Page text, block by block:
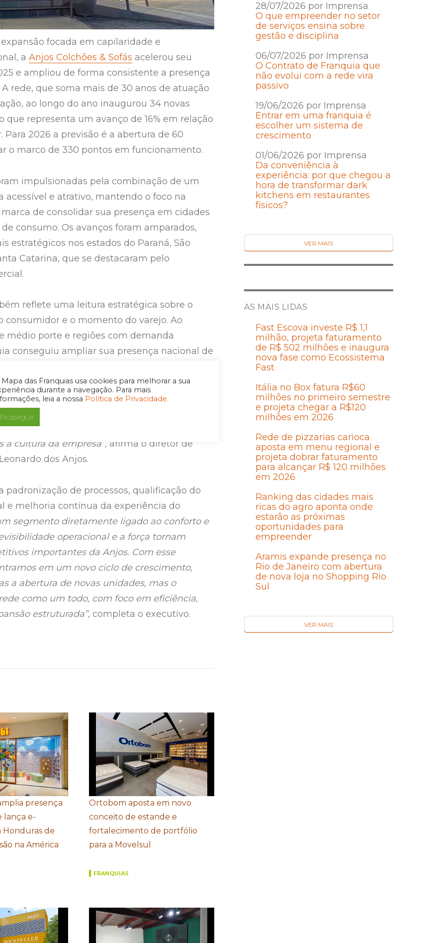
Mapa das Franquias usa cookies para melhorar a sua
durante a navegação. Para mais
leia a nossa Política de Privacidade.
Prosseguir
focada em capilaridade e
a Anjos Colchões & Sofás acelerou seu
e ampliou de forma consistente a presença
rede, que soma mais de 30 anos de atuação
ao longo do ano inaugurou 34 novas
que representa um avanço de 16% em relação
Para 2026 a previsão é a abertura de 60
o marco de 330 pontos em funcionamento.
impulsionadas pela combinação de um
acessível e atrativo, mantendo o foco na
de consolidar sua presença em cidades
consumo. Os avanços foram amparados,
estratégicos nos estados do Paraná, São
Catarina, que se destacaram pelo
reflete uma leitura estratégica sobre o
e o momento do varejo. Ao
médio porte e regiões com demanda
conseguiu ampliar sua presença nacional de
a marca fora dos grandes centros
sólidas para o crescimento sustentável.
um modelo de franquia que equilibra
competitivo e alto potencial de retorno. O foco
critério, escolhendo praças estratégicas e
à cultura da empresa”, afirma o diretor de
dos Anjos.
padronização de processos, qualificação do
e melhoria contínua da experiência do
segmento diretamente ligado ao conforto e
operacional e a força tornam
importantes da Anjos. Com esse
em um novo ciclo de crescimento,
a abertura de novas unidades, mas o
como um todo, com foco em eficiência,
estruturada”, completa o executivo.
presença
lança e-
de
na América
Ortobom aposta em novo
conceito de estande e
fortalecimento de portfólio
para a Movelsul
FRANQUIAS
28/07/2026 por Imprensa
O que empreender no setor
de serviços ensina sobre
gestão e disciplina
06/07/2026 por Imprensa
O Contrato de Franquia que
não evolui com a rede vira
passivo
19/06/2026 por Imprensa
Entrar em uma franquia é
escolher um sistema de
crescimento
01/06/2026 por Imprensa
Da conveniência à
experiência: por que chegou a
hora de transformar dark
kitchens em restaurantes
físicos?
VER MAIS
AS MAIS LIDAS
Fast Escova investe R$ 1,1
milhão, projeta faturamento
de R$ 502 milhões e inaugura
nova fase como Ecossistema
Fast
Itália no Box fatura R$60
milhões no primeiro semestre
e projeta chegar a R$120
milhões em 2026
Rede de pizzarias carioca
aposta em menu regional e
projeta dobrar faturamento
para alcançar R$ 120 milhões
em 2026
Ranking das cidades mais
ricas do agro aponta onde
estarão as próximas
oportunidades para
empreender
Aramis expande presença no
Rio de Janeiro com abertura
de nova loja no Shopping Rio
Sul
VER MAIS